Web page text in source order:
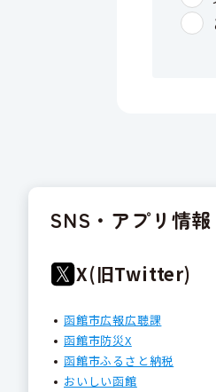
SNS・アプリ情報
X(旧Twitter)
函館市広報広聴課
函館市防災X
函館市ふるさと納税
おいしい函館